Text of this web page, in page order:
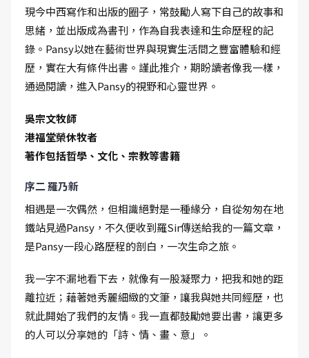
現今中西寫作和出版的圈子，常鼓勵人寫下自己的故事和
思緒，並出版成為書刊，作為自我表達和生命歷程的記
錄。Pansy以她在藝術世界與現實生活間之豐富體驗和經
歷，實在大有條件出書。謹此推介，期盼讀者像我一樣，
通過閱讀，進入Pansy的視野和心靈世界。
吳宗文牧師
港福堂榮休牧者
著作包括哲學、文化、宗教等書籍
序二 羅乃新
相遇是一次偶然，但相識絕對是一種緣分，自從匆匆在地
鐵站見過Pansy，不久便收到羅Sir傳送給我的一篇文章，
是Pansy一段心路歷程的剖白，一次生命之旅。
我一字不漏地看下去，就像有一股凝聚力，把我和她的距
離拉近；藉著她秀麗細緻的文筆，讓我與她共同經歷，也
就此開始了我們的友情。我一直都鼓勵她要出書，讓更多
的人可以分享她的「詩、情、畫、意」。